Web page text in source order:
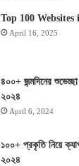
Top 100 Websites
April 16, 2025
৪০০+ জন্মদিনের শুভেচ্ছা
২০২৪
April 6, 2024
১০০+ প্রকৃতি নিয়ে
২০২৪